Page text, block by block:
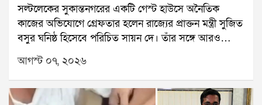
সল্টলেকের সুকান্তনগরের একটি গেস্ট হাউসে অনৈতিক
কাজের অভিযোগে গ্রেফতার হলেন রাজ্যের প্রাক্তন মন্ত্রী সুজিত
বসুর ঘনিষ্ঠ হিসেবে পরিচিত সায়ন দে। তাঁর সঙ্গে আরও
একজনকে গ্রেফতার করেছে পুলিশ। অভিযোগ, ওই গেস্ট
হাউসে দীর্ঘদিন ধরে দেহ ব্যবসা এবং নাবালিকাদের দিয়ে
অনৈতিক কাজ করানো হচ্ছিল। যদিও সায়ন দে তাঁর বিরুদ্ধে
ওঠা সমস্ত অভিযোগ অস্বীকার করেছেন।স্থানীয় বাসিন্দাদের
আগস্ট ০৭, ২০২৬